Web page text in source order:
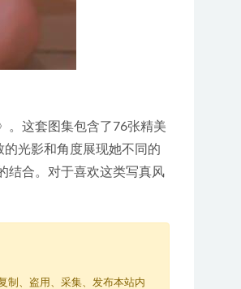
。这套图集包含了76张精美
光影和角度展现她不同的
结合。对于喜欢这类写真风
制、盗用、采集、发布本站内